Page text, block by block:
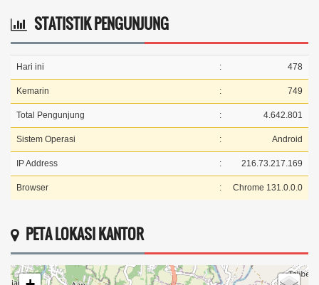
STATISTIK PENGUNJUNG
Hari ini : 478
Kemarin : 749
Total Pengunjung : 4.642.801
Sistem Operasi : Android
IP Address : 216.73.217.169
Browser : Chrome 131.0.0.0
PETA LOKASI KANTOR